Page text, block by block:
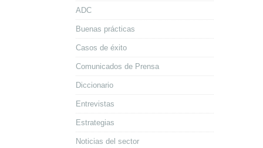
ADC
Buenas prácticas
Casos de éxito
Comunicados de Prensa
Diccionario
Entrevistas
Estrategias
Noticias del sector